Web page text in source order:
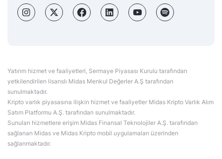
Yatırım hizmet ve faaliyetleri, Sermaye Piyasası Kurulu tarafından
yetkilendirilen lisanslı Midas Menkul Değerler A.Ş tarafından
sunulmaktadır.
Kripto varlık piyasasına ilişkin hizmet ve faaliyetler Midas Kripto Varlık Alım
Satım Platformu A.Ş. tarafından sunulmaktadır.
Sunulan hizmetlere erişim Midas Finansal Teknolojiler A.Ş. tarafından
sağlanan Midas ve Midas Kripto mobil uygulamaları üzerinden
sağlanmaktadır.